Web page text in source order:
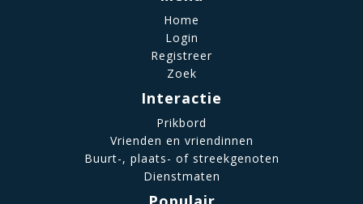
Home
Login
Registreer
Zoek
Interactie
Prikbord
Vrienden en vriendinnen
Buurt-, plaats- of streekgenoten
Dienstmaten